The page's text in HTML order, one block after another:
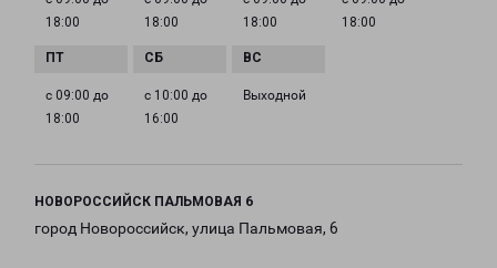
18:00
18:00
18:00
18:00
с 09:00 до
18:00
с 10:00 до
16:00
Выходной
НОВОРОССИЙСК ПАЛЬМОВАЯ 6
город Новороссийск, улица Пальмовая, 6